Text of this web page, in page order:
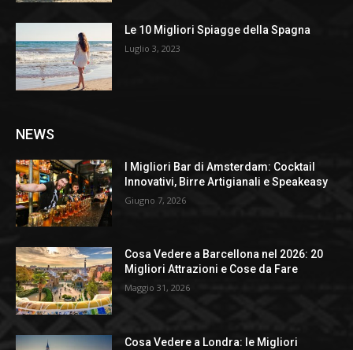
Le 10 Migliori Spiagge della Spagna
Luglio 3, 2023
NEWS
I Migliori Bar di Amsterdam: Cocktail
Innovativi, Birre Artigianali e Speakeasy
Giugno 7, 2026
Cosa Vedere a Barcellona nel 2026: 20
Migliori Attrazioni e Cose da Fare
Maggio 31, 2026
Cosa Vedere a Londra: le Migliori